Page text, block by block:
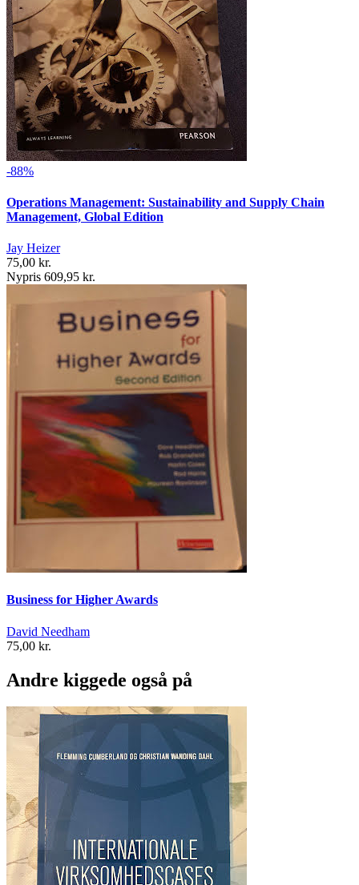
-88%
Operations Management: Sustainability and Supply Chain
Management, Global Edition
Jay Heizer
75,00 kr.
Nypris 609,95 kr.
Business for Higher Awards
David Needham
75,00 kr.
Andre kiggede også på